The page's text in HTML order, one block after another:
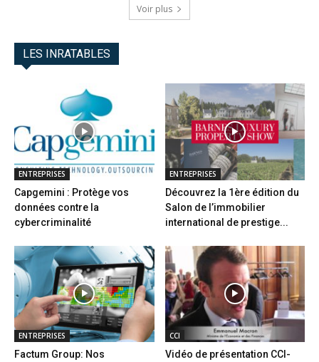
Voir plus
LES INRATABLES
ENTREPRISES
Capgemini : Protège vos
données contre la
cybercriminalité
ENTREPRISES
Découvrez la 1ère édition du
Salon de l’immobilier
international de prestige...
ENTREPRISES
Factum Group: Nos
CCI
Vidéo de présentation CCI-